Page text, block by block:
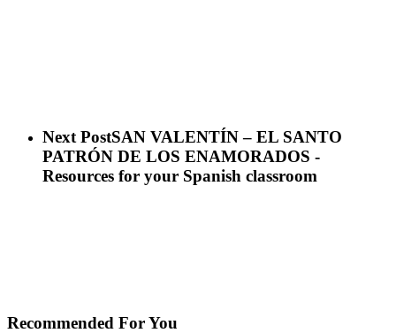
Next PostSAN VALENTÍN – EL SANTO
PATRÓN DE LOS ENAMORADOS -
Resources for your Spanish classroom
Recommended For You